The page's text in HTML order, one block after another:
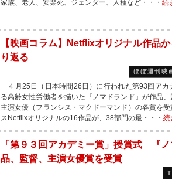
家族、老人、安楽死、ジェンダー、人種など・・・ 続
【映画コラム】Netflixオリジナル作品
り返る
ほぼ週刊映
４月25日（日本時間26日）に行われた第93回アカ
る高齢女性労働者を描いた『ノマドランド』が作品、
主演女優（フランシス・マクドーマンド）の各賞を
スNetflixオリジナルの16作品が、38部門の最・・・ 続
「第９３回アカデミー賞」授賞式 『
品、監督、主演女優賞を受賞